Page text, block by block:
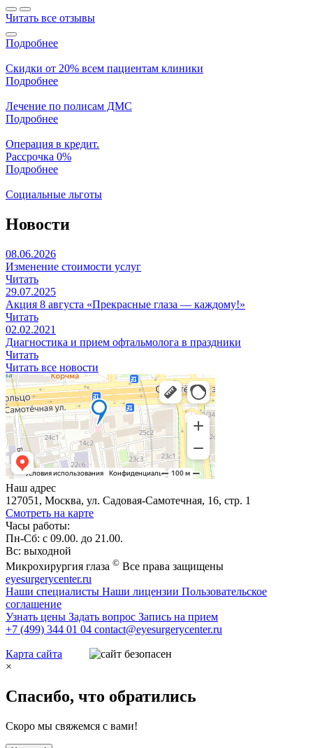
Читать все отзывы
Подробнее
Скидки от 20% всем пациентам клиники
Подробнее
Лечение по полисам ДМС
Подробнее
Операция в кредит.
Рассрочка 0%
Подробнее
Социальные льготы
Новости
08.06.2026
Изменение стоимости услуг
Читать
29.07.2025
Акция 8 августа «Прекрасные глаза — каждому!»
Читать
02.02.2021
Диагностика и прием офтальмолога в праздники
Читать
Читать все новости
Наш адрес
127051, Москва, ул. Садовая-Самотечная, 16, стр. 1
Смотреть на карте
Часы работы:
Пн-Сб: с 09.00. до 21.00.
Вс: выходной
Микрохирургия глаза © Все права защищены
eyesurgerycenter.ru
Наши специалисты Наши лицензии Пользовательское
соглашение
Узнать цены Задать вопрос Запись на прием
+7 (499) 344 01 04 contact@eyesurgerycenter.ru
Карта сайта
×
Спасибо, что обратились
Скоро мы свяжемся с вами!